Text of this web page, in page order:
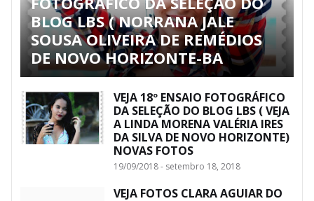
BLOG LBS ( NORRANA JALE
SOUSA OLIVEIRA DE REMÉDIOS
DE NOVO HORIZONTE-BA
VEJA 18º ENSAIO FOTOGRÁFICO
DA SELEÇÃO DO BLOG LBS ( VEJA
A LINDA MORENA VALÉRIA IRES
DA SILVA DE NOVO HORIZONTE)
NOVAS FOTOS
19/09/2018 - setembro 18, 2018
VEJA FOTOS CLARA AGUIAR DO